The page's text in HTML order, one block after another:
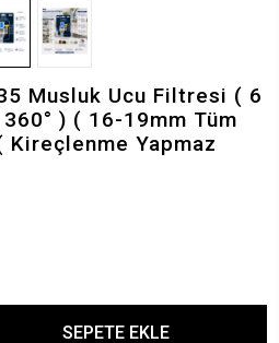
Musluk Ucu Filtresi ( 6
360° ) ( 16-19mm Tüm
Kireçlenme Yapmaz
SEPETE EKLE